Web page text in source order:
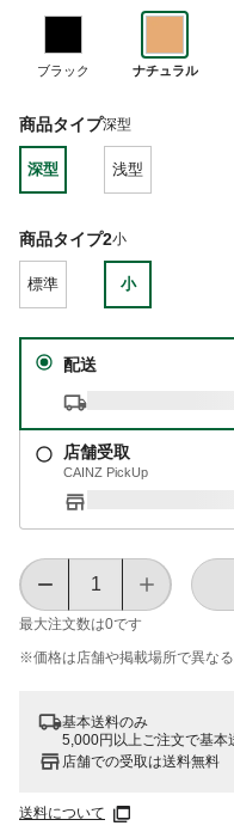
ブラック ナチュラル
商品タイプ深型
深型 浅型
商品タイプ2小
標準 小
配送
店舗受取
CAINZ PickUp
最大注文数は0です
※価格は​店舗や​掲載場所で​異なる​
基本送料のみ
5,000円以上ご注文で基本
店舗での受取は送料無料
送料について